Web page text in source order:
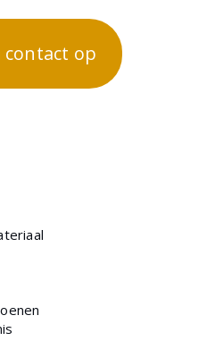
contact op